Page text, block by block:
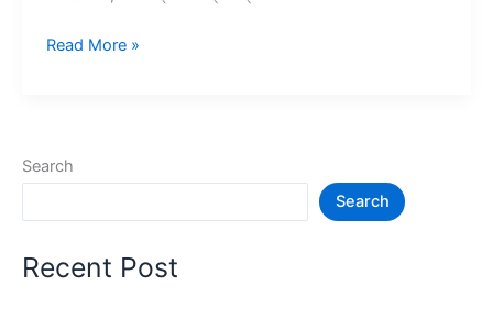
10+
जगह
Places
Read More »
Search
Search
Recent Post